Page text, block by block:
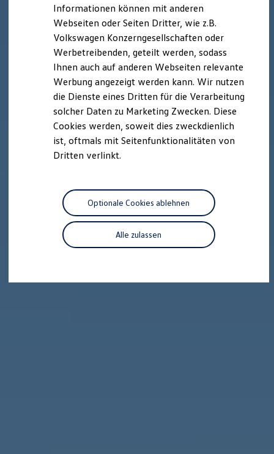
Lifestyle Shop
T-Roc Kollektion
Golf Kollektion
ID. Kollektion
Volkswagen Kollektion
R-Kollektion
GTI Kollektion
Fußball Drop
we drive football
#wedriveproud
Besitzer und Service
Software Updates
Service und Ersatzteile
Motorenöl und Flüssigkeiten
Räder und Reifen
Pannen- und Unfallhilfe
Economy Service
Volkswagen Teile
Zubehör
Informationen können mit anderen
Webseiten oder Seiten Dritter, wie z.B.
Volkswagen Konzerngesellschaften oder
Werbetreibenden, geteilt werden, sodass
Ihnen auch auf anderen Webseiten relevante
Werbung angezeigt werden kann. Wir nutzen
die Dienste eines Dritten für die Verarbeitung
solcher Daten zu Marketing Zwecken. Diese
Cookies werden, soweit dies zweckdienlich
ist, oftmals mit Seitenfunktionalitäten von
Dritten verlinkt.
Alle zulassen
Optionale Cookies ablehnen